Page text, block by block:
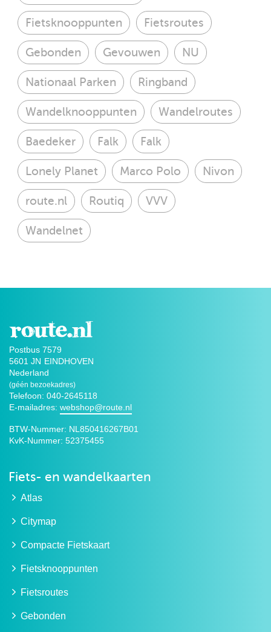
Fietsknooppunten Fietsroutes
Gebonden Gevouwen NU
Nationaal Parken Ringband
Wandelknooppunten Wandelroutes
Baedeker Falk Falk
Lonely Planet Marco Polo Nivon
route.nl Routiq VVV
Wandelnet
Postbus 7579
5601 JN EINDHOVEN
Nederland
(géén bezoekadres)
Telefoon: 040-2645118
E-mailadres: webshop@route.nl
BTW-Nummer: NL850416267B01
KvK-Nummer: 52375455
Fiets- en wandelkaarten
Atlas
Citymap
Compacte Fietskaart
Fietsknooppunten
Fietsroutes
Gebonden